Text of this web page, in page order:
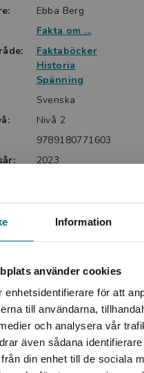
Information
använder cookies
enhetsidentifierare för att
till användarna,
och analysera vår
även sådana
din enhet till de sociala
Ebba Berg
Fakta om ...
Faktaböcker
Historia
Spänning
Svenska
Nivå 2
9789180771603
2023
Första